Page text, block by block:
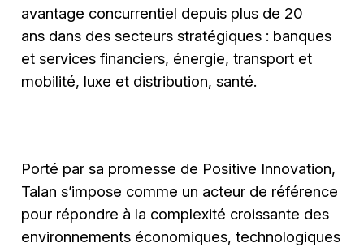
avantage concurrentiel depuis plus de 20
ans dans des secteurs stratégiques : banques
et services financiers, énergie, transport et
mobilité, luxe et distribution, santé.
Porté par sa promesse de Positive Innovation,
Talan s’impose comme un acteur de référence
pour répondre à la complexité croissante des
environnements économiques, technologiques